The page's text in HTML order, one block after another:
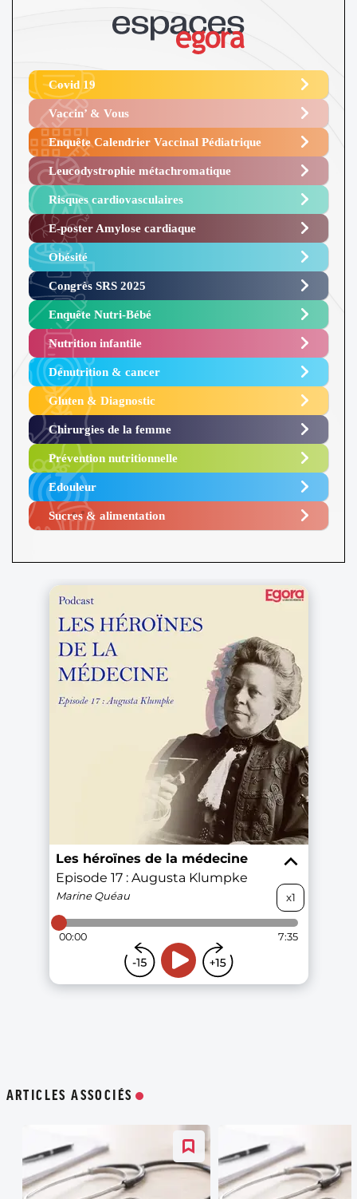
Covid 19
Vaccin’ & Vous
Enquête Calendrier Vaccinal Pédiatrique
Leucodystrophie métachromatique
Risques cardiovasculaires
E-poster Amylose cardiaque ​
Obésité ​
Congrès SRS 2025 ​
Enquête Nutri-Bébé ​
Nutrition infantile
Dénutrition & cancer
Gluten & Diagnostic
Chirurgies de la femme
Prévention nutritionnelle
Edouleur​
Sucres & alimentation​
ARTICLES ASSOCIÉS